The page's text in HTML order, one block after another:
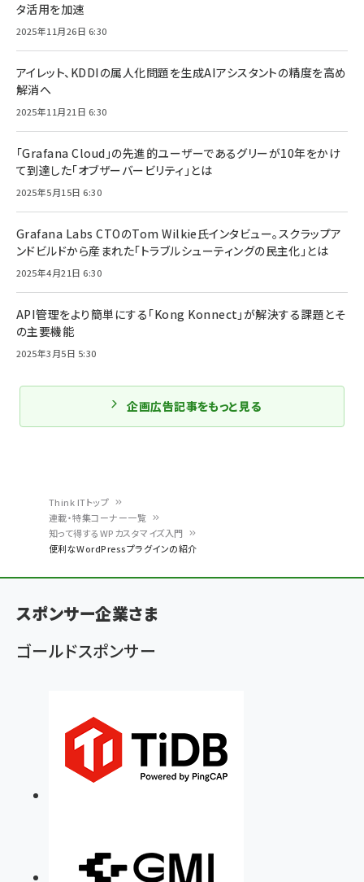
く
ず
Think ITトップ
連載・特集コーナー一覧
知って得するWPカスタマイズ入門
便利なWordPressプラグインの紹介
タ活用を加速
2025年11月26日 6:30
アイレット、KDDIの属人化問題を生成AIアシスタントの精度を高め
解消へ
2025年11月21日 6:30
「Grafana Cloud」の先進的ユーザーであるグリーが10年をかけ
て到達した「オブザーバービリティ」とは
2025年5月15日 6:30
Grafana Labs CTOのTom Wilkie氏インタビュー。スクラップア
ンドビルドから産まれた「トラブルシューティングの民主化」とは
2025年4月21日 6:30
API管理をより簡単にする「Kong Konnect」が解決する課題とそ
の主要機能
2025年3月5日 5:30
企画広告記事をもっと見る
スポンサー企業さま
ゴールドスポンサー